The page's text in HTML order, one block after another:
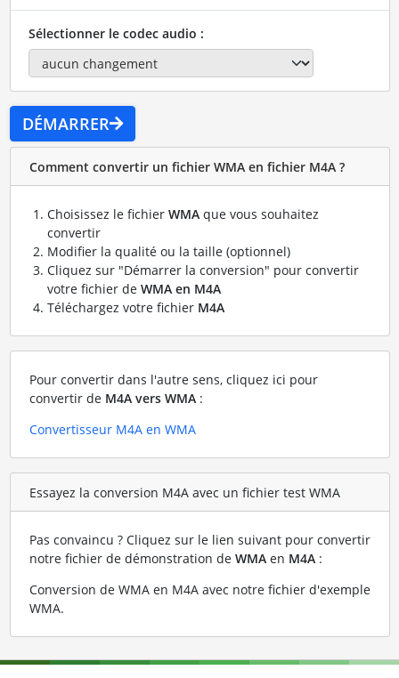
Sélectionner le codec audio :
DÉMARRER
Comment convertir un fichier WMA en fichier M4A ?
Choisissez le fichier WMAque vous souhaitez
convertir
Modifier la qualité ou la taille (optionnel)
Cliquez sur "Démarrer la conversion" pour convertir
votre fichier de WMA en M4A
Téléchargez votre fichier M4A
Pour convertir dans l'autre sens, cliquez ici pour
convertir de M4A vers WMA:
Convertisseur M4A en WMA
Essayez la conversion M4A avec un fichier test WMA
Pas convaincu ? Cliquez sur le lien suivant pour convertir
notre fichier de démonstration de WMAen M4A:
Conversion de WMA en M4A avec notre fichier d'exemple
WMA.